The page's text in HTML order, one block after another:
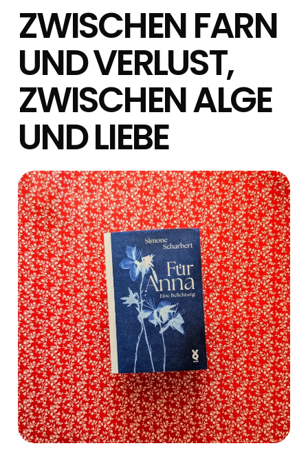
ZWISCHEN FARN
UND VERLUST,
ZWISCHEN ALGE
UND LIEBE